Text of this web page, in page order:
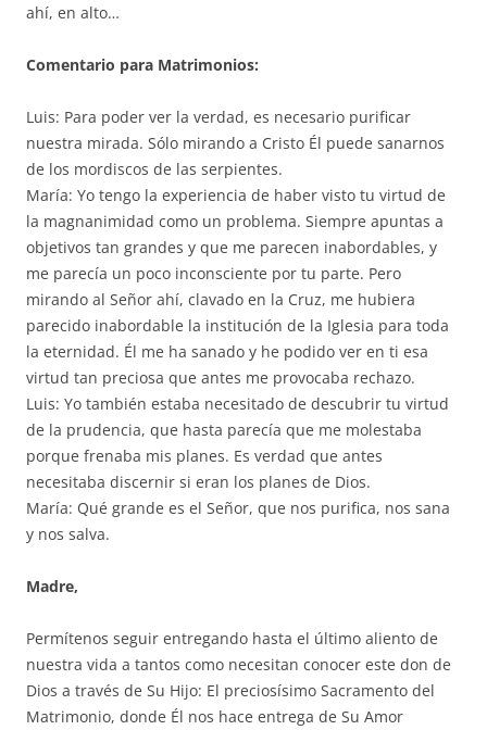
ahí, en alto…
Comentario para Matrimonios:
Luis: Para poder ver la verdad, es necesario purificar
nuestra mirada. Sólo mirando a Cristo Él puede sanarnos
de los mordiscos de las serpientes.
María: Yo tengo la experiencia de haber visto tu virtud de
la magnanimidad como un problema. Siempre apuntas a
objetivos tan grandes y que me parecen inabordables, y
me parecía un poco inconsciente por tu parte. Pero
mirando al Señor ahí, clavado en la Cruz, me hubiera
parecido inabordable la institución de la Iglesia para toda
la eternidad. Él me ha sanado y he podido ver en ti esa
virtud tan preciosa que antes me provocaba rechazo.
Luis: Yo también estaba necesitado de descubrir tu virtud
de la prudencia, que hasta parecía que me molestaba
porque frenaba mis planes. Es verdad que antes
necesitaba discernir si eran los planes de Dios.
María: Qué grande es el Señor, que nos purifica, nos sana
y nos salva.
Madre,
Permítenos seguir entregando hasta el último aliento de
nuestra vida a tantos como necesitan conocer este don de
Dios a través de Su Hijo: El preciosísimo Sacramento del
Matrimonio, donde Él nos hace entrega de Su Amor